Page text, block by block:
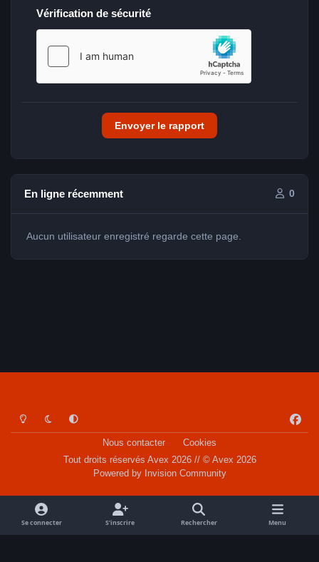
Vérification de sécurité
Envoyer le rapport
En ligne récemment 0
Aucun utilisateur enregistré regarde cette page.
Light ModeDark ModeSystem Preference
a
o
k
Nous contacter
Cookies
Tout droits réservés Avex 2026 // © Avex 2026
Powered by Invision Community
Se connecter S’inscrire Rechercher Menu